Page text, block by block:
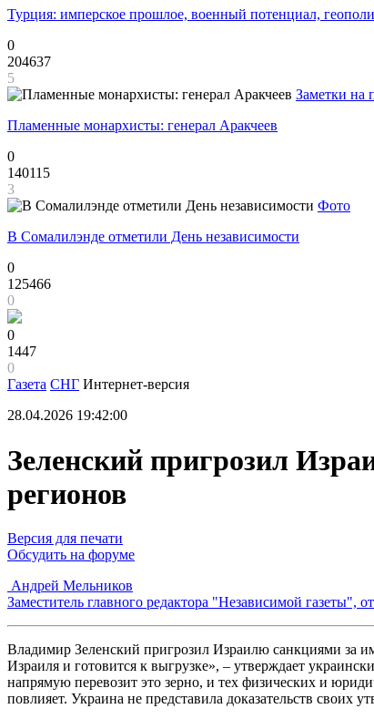
Турция: имперское прошлое, военный потенциал,
0
204637
5
Заметки на
Пламенные монархисты: генерал Аракчеев
0
140115
3
Фото
В Сомалилэнде отметили День независимости
0
125466
0
0
1447
0
Газета СНГ Интернет-версия
28.04.2026 19:42:00
Зеленский пригрозил
регионов
Версия для печати
Обсудить на форуме
Андрей Мельников
Заместитель главного редактора "Независимой
Владимир Зеленский пригрозил Израилю санкциями за
Израиля и готовится к выгрузке», – утверждает
напрямую перевозит это зерно, и тех физических и
повлияет. Украина не представила доказательств своих